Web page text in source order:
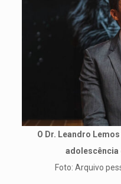
O Dr. Leandro
Foto: Arquivo